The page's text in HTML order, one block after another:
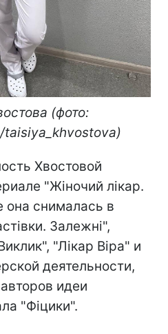
(фото:
Хвостовой
"Жіночий лікар.
она снималась в
Залежні",
"Лікар Віра" и
деятельности,
идеи
"Фіцики".